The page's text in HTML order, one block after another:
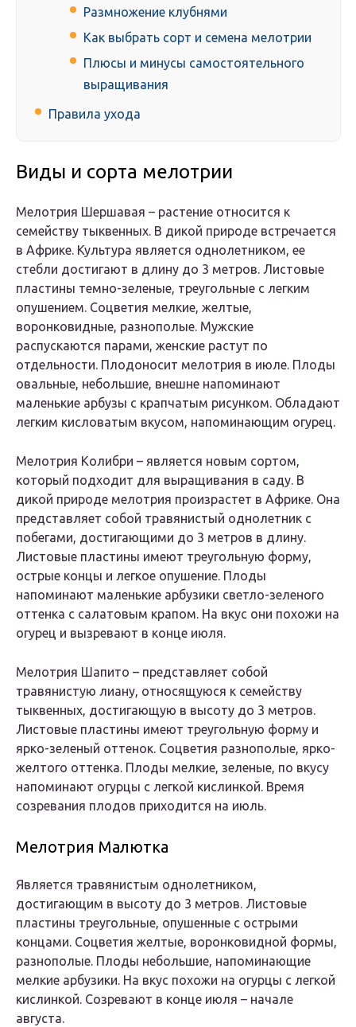
Размножение клубнями
Как выбрать сорт и семена мелотрии
Плюсы и минусы самостоятельного
выращивания
Правила ухода
Виды и сорта мелотрии
Мелотрия Шершавая – растение относится к
семейству тыквенных. В дикой природе встречается
в Африке. Культура является однолетником, ее
стебли достигают в длину до 3 метров. Листовые
пластины темно-зеленые, треугольные с легким
опушением. Соцветия мелкие, желтые,
воронковидные, разнополые. Мужские
распускаются парами, женские растут по
отдельности. Плодоносит мелотрия в июле. Плоды
овальные, небольшие, внешне напоминают
маленькие арбузы с крапчатым рисунком. Обладают
легким кисловатым вкусом, напоминающим огурец.
Мелотрия Колибри – является новым сортом,
который подходит для выращивания в саду. В
дикой природе мелотрия произрастет в Африке. Она
представляет собой травянистый однолетник с
побегами, достигающими до 3 метров в длину.
Листовые пластины имеют треугольную форму,
острые концы и легкое опушение. Плоды
напоминают маленькие арбузики светло-зеленого
оттенка с салатовым крапом. На вкус они похожи на
огурец и вызревают в конце июля.
Мелотрия Шапито – представляет собой
травянистую лиану, относящуюся к семейству
тыквенных, достигающую в высоту до 3 метров.
Листовые пластины имеют треугольную форму и
ярко-зеленый оттенок. Соцветия разнополые, ярко-
желтого оттенка. Плоды мелкие, зеленые, по вкусу
напоминают огурцы с легкой кислинкой. Время
созревания плодов приходится на июль.
Мелотрия Малютка
Является травянистым однолетником,
достигающим в высоту до 3 метров. Листовые
пластины треугольные, опушенные с острыми
концами. Соцветия желтые, воронковидной формы,
разнополые. Плоды небольшие, напоминающие
мелкие арбузики. На вкус похожи на огурцы с легкой
кислинкой. Созревают в конце июля – начале
августа.